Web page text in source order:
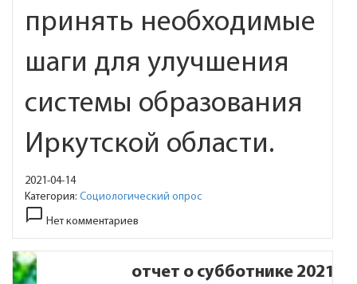
принять необходимые
шаги для улучшения
системы образования
Иркутской области.
2021-04-14
Категория: Социологический опрос
chat_bubble_outline Нет комментариев
отчет о субботнике 2021